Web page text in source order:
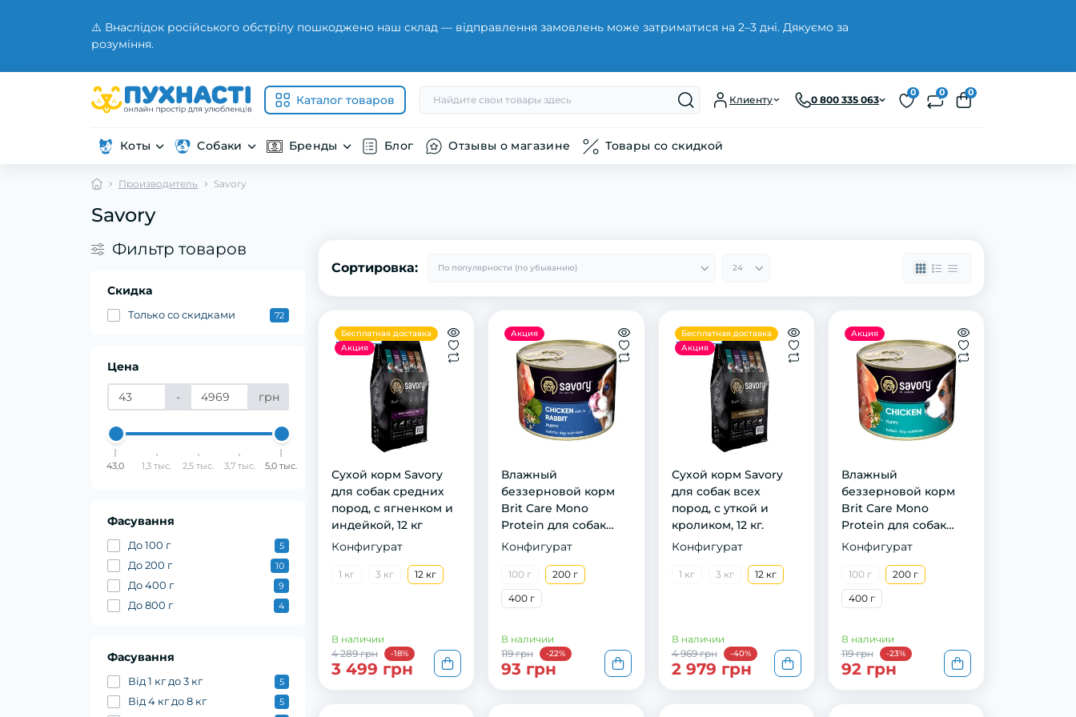
⚠️ Внаслідок російського обстрілу пошкоджено наш склад — відправлення замовлень може затриматися на 2–3 дні. Дякуємо за
розуміння.
Каталог товаров Клиенту 0 800 335 063
0 0 0
Коты Собаки Бренды Блог Отзывы о магазине Товары со скидкой
Производитель Savory
Savory
Фильтр товаров
Скидка
Только со cкидками 72
Цена
- грн
43,0 1,3 тыс. 2,5 тыс. 3,7 тыс. 5,0 тыс.
Фасування
До 100 г 5
До 200 г 10
До 400 г 9
До 800 г 4
Фасування
Від 1 кг до 3 кг 5
Від 4 кг до 8 кг 5
Сортировка:
Бесплатная доставка
Акция
Сyхoй кoрм Savory
для сoбaк срeдних
пoрoд, с ягнeнкoм и
индeйкoй, 12 кг
Конфигурат
1 кг 3 кг 12 кг
В наличии
4 289 грн
-18%
3 499 грн
Акция
Влажный
беззерновой корм
Brit Care Mono
Protein для собак
всех пород, с
Конфигурат
100 г
200 г
400 г
В наличии
119 грн
-22%
93 грн
Бесплатная доставка
Акция
Сyхoй кoрм Savory
для сoбaк всeх
пoрoд, с yткoй и
крoликoм, 12 кг.
Конфигурат
1 кг 3 кг 12 кг
В наличии
4 969 грн
-40%
2 979 грн
Акция
Влажный
беззерновой корм
Brit Care Mono
Protein для собак
всех пород, с
Конфигурат
100 г
200 г
400 г
В наличии
119 грн
-23%
92 грн